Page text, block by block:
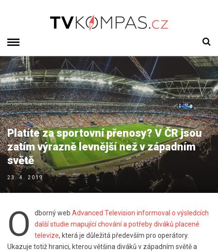
Platíte za sportovní přenosy? V ČR jsou
zatím výrazně levnější než v západním
světě
23. 4. 2019
O dborný web Advanced Television informoval o výsledcích
další studie mapující chování a potřeby diváků placené
televize, která je důležitá především pro operátory.
Ukazuje totiž hranici, kterou většina diváků v západním světě a